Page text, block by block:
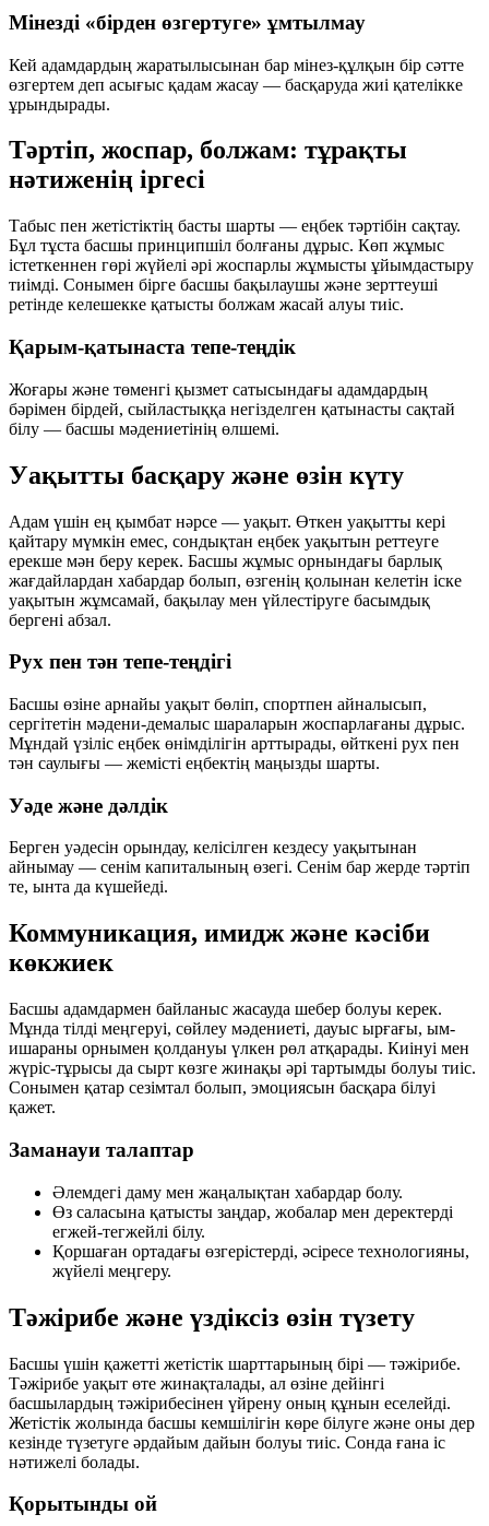
Мінезді «бірден өзгертуге» ұмтылмау
Кей адамдардың жаратылысынан бар мінез-құлқын бір сәтте
өзгертем деп асығыс қадам жасау — басқаруда жиі қателікке
ұрындырады.
Тәртіп, жоспар, болжам: тұрақты
нәтиженің іргесі
Табыс пен жетістіктің басты шарты — еңбек тәртібін сақтау.
Бұл тұста басшы принципшіл болғаны дұрыс. Көп жұмыс
істеткеннен гөрі жүйелі әрі жоспарлы жұмысты ұйымдастыру
тиімді. Сонымен бірге басшы бақылаушы және зерттеуші
ретінде келешекке қатысты болжам жасай алуы тиіс.
Қарым-қатынаста тепе-теңдік
Жоғары және төменгі қызмет сатысындағы адамдардың
бәрімен бірдей, сыйластыққа негізделген қатынасты сақтай
білу — басшы мәдениетінің өлшемі.
Уақытты басқару және өзін күту
Адам үшін ең қымбат нәрсе — уақыт. Өткен уақытты кері
қайтару мүмкін емес, сондықтан еңбек уақытын реттеуге
ерекше мән беру керек. Басшы жұмыс орнындағы барлық
жағдайлардан хабардар болып, өзгенің қолынан келетін іске
уақытын жұмсамай, бақылау мен үйлестіруге басымдық
бергені абзал.
Рух пен тән тепе-теңдігі
Басшы өзіне арнайы уақыт бөліп, спортпен айналысып,
сергітетін мәдени-демалыс шараларын жоспарлағаны дұрыс.
Мұндай үзіліс еңбек өнімділігін арттырады, өйткені рух пен
тән саулығы — жемісті еңбектің маңызды шарты.
Уәде және дәлдік
Берген уәдесін орындау, келісілген кездесу уақытынан
айнымау — сенім капиталының өзегі. Сенім бар жерде тәртіп
те, ынта да күшейеді.
Коммуникация, имидж және кәсіби
көкжиек
Басшы адамдармен байланыс жасауда шебер болуы керек.
Мұнда тілді меңгеруі, сөйлеу мәдениеті, дауыс ырғағы, ым-
ишараны орнымен қолдануы үлкен рөл атқарады. Киінуі мен
жүріс-тұрысы да сырт көзге жинақы әрі тартымды болуы тиіс.
Сонымен қатар сезімтал болып, эмоциясын басқара білуі
қажет.
Заманауи талаптар
Әлемдегі даму мен жаңалықтан хабардар болу.
Өз саласына қатысты заңдар, жобалар мен деректерді
егжей-тегжейлі білу.
Қоршаған ортадағы өзгерістерді, әсіресе технологияны,
жүйелі меңгеру.
Тәжірибе және үздіксіз өзін түзету
Басшы үшін қажетті жетістік шарттарының бірі — тәжірибе.
Тәжірибе уақыт өте жинақталады, ал өзіне дейінгі
басшылардың тәжірибесінен үйрену оның құнын еселейді.
Жетістік жолында басшы кемшілігін көре білуге және оны дер
кезінде түзетуге әрдайым дайын болуы тиіс. Сонда ғана іс
нәтижелі болады.
Қорытынды ой